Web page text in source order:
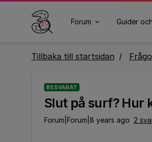
Forum Guider
Tillbaka till startsidan
BESVARAT
Slut på surf? Hur
Forum|Forum|8 years ago 2